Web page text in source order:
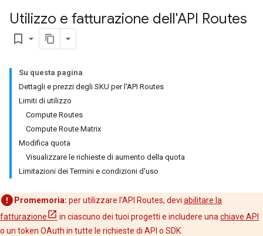
Utilizzo e fatturazione dell'API Routes
bookmark_border
Su questa pagina
Dettagli e prezzi degli SKU per l'API Routes
Limiti di utilizzo
Compute Routes
Compute Route Matrix
Modifica quota
Visualizzare le richieste di aumento della quota
Limitazioni dei Termini e condizioni d'uso
Promemoria: per utilizzare l'API Routes, devi abilitare la
fatturazione
in ciascuno dei tuoi progetti e includere una chiave API
o un token OAuth in tutte le richieste di API o SDK.